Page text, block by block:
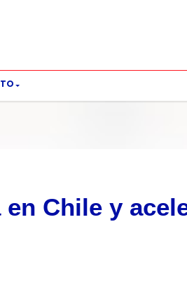
Chile y